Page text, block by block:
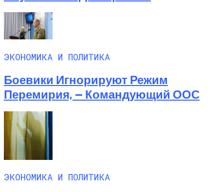
ЭКОНОМИКА И ПОЛИТИКА
Боевики Игнорируют Режим
Перемирия, — Командующий ООС
ЭКОНОМИКА И ПОЛИТИКА